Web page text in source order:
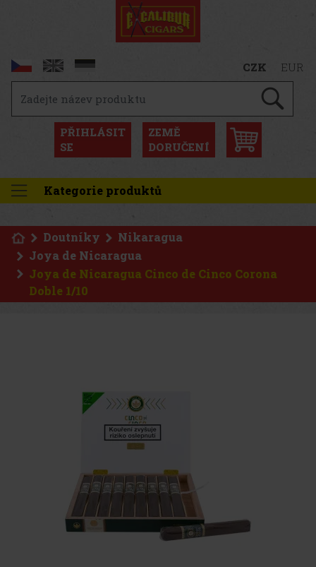
CZK EUR
PŘIHLÁSIT
SE
ZEMĚ
DORUČENÍ
Kategorie produktů
Doutníky
Nikaragua
Joya de Nicaragua
Joya de Nicaragua Cinco de Cinco Corona
Doble 1/10